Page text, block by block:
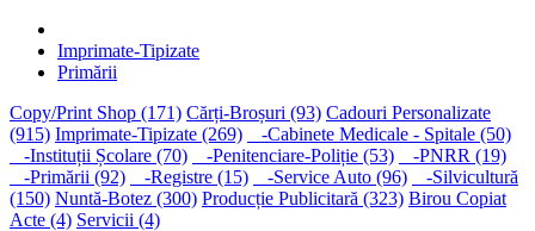
Imprimate-Tipizate
Primării
Copy/Print Shop (171) Cărți-Broșuri (93) Cadouri Personalizate
(915) Imprimate-Tipizate (269)
-Cabinete Medicale - Spitale (50)
-Instituții Școlare (70)
-Penitenciare-Poliție (53)
-PNRR (19)
-Primării (92)
-Registre (15) -Service Auto (96)
-Silvicultură
(150) Nuntă-Botez (300) Producție Publicitară (323) Birou Copiat
Acte (4) Servicii (4)